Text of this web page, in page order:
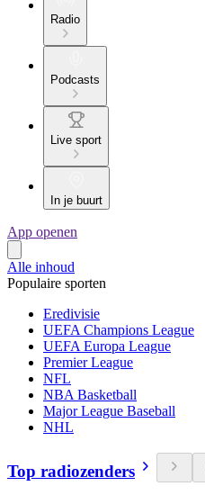
Radio
Podcasts
Live sport
In je buurt
App openen
Alle inhoud
Populaire sporten
Eredivisie
UEFA Champions League
UEFA Europa League
Premier League
NFL
NBA Basketball
Major League Baseball
NHL
Top radiozenders